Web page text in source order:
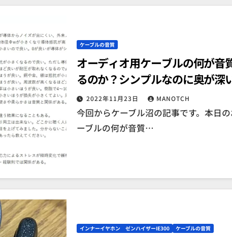
ケーブルの音質
オーディオ用ケーブルの何が音
るのか？シンプルなのに奥が深
part1
2022年11月23日 MANOTCH
今回からケーブル沼の記事です。本日
ーブルの何が音質…
インナーイヤホン ゼンハイザーIE300 ケーブルの音質